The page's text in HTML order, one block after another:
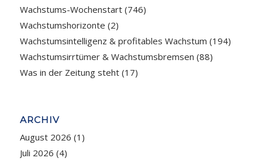
Wachstums-Wochenstart(746)
Wachstumshorizonte (2)
Wachstumsintelligenz & profitables Wachstum (194)
Wachstumsirrtümer & Wachstumsbremsen (88)
Was in der Zeitung steht(17)
ARCHIV
August 2026 (1)
Juli 2026 (4)